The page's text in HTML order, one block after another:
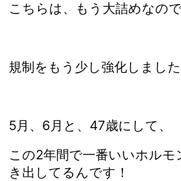
こちらは、もう大詰めなので
規制をもう少し強化しました
5月、6月と、47歳にして、
この2年間で一番いいホルモ
き出してるんです！